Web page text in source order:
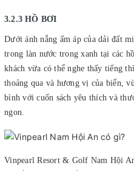
3.2.3 HỒ BƠI
Dưới ánh nắng ấm áp của dải đất
trong làn nước trong xanh tại các
khách vừa có thể nghe thấy tiếng
thoảng qua và hương vị của biển,
bình với cuốn sách yêu thích và
ngon.
Vinpearl Resort & Golf Nam Hội